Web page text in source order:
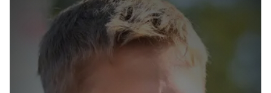
Überspringen